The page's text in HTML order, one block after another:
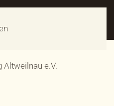
Altweilnau e.V.